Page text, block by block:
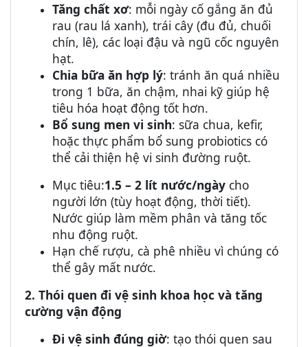
Tăng chất xơ: mỗi ngày cố gắng ăn đủ
rau (rau lá xanh), trái cây (đu đủ, chuối
chín, lê), các loại đậu và ngũ cốc nguyên
hạt.
Chia bữa ăn hợp lý: tránh ăn quá nhiều
trong 1 bữa, ăn chậm, nhai kỹ giúp hệ
tiêu hóa hoạt động tốt hơn.
Bổ sung men vi sinh: sữa chua, kefir,
hoặc thực phẩm bổ sung probiotics có
thể cải thiện hệ vi sinh đường ruột.
Mục tiêu:1.5 – 2 lít nước/ngày cho
người lớn (tùy hoạt động, thời tiết).
Nước giúp làm mềm phân và tăng tốc
nhu động ruột.
Hạn chế rượu, cà phê nhiều vì chúng có
thể gây mất nước.
2. Thói quen đi vệ sinh khoa học và tăng
cường vận động
Đi vệ sinh đúng giờ: tạo thói quen sau